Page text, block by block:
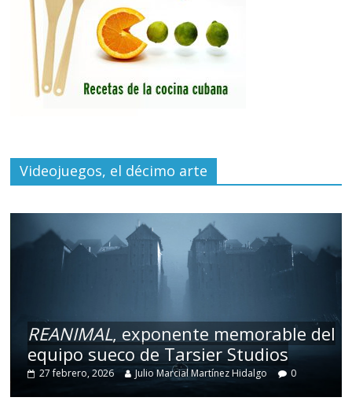
Videojuegos, el décimo arte
REANIMAL, exponente memorable del
equipo sueco de Tarsier Studios
27 febrero, 2026 Julio Marcial Martínez Hidalgo 0